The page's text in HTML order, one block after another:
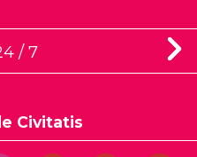
/ 7
Civitatis